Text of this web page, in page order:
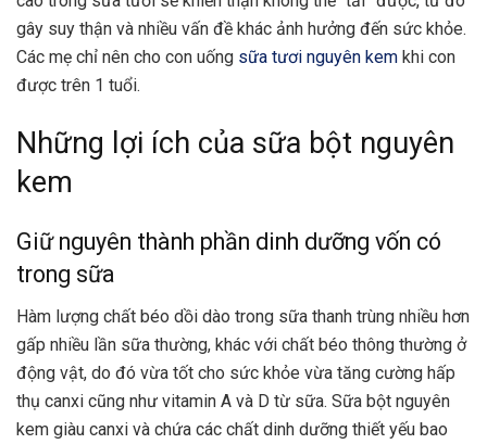
gây suy thận và nhiều vấn đề khác ảnh hưởng đến sức khỏe.
Các mẹ chỉ nên cho con uống sữa tươi nguyên kem khi con
được trên 1 tuổi.
Những lợi ích của sữa bột nguyên
kem
Giữ nguyên thành phần dinh dưỡng vốn có
trong sữa
Hàm lượng chất béo dồi dào trong sữa thanh trùng nhiều hơn
gấp nhiều lần sữa thường, khác với chất béo thông thường ở
động vật, do đó vừa tốt cho sức khỏe vừa tăng cường hấp
thụ canxi cũng như vitamin A và D từ sữa. Sữa bột nguyên
kem giàu canxi và chứa các chất dinh dưỡng thiết yếu bao